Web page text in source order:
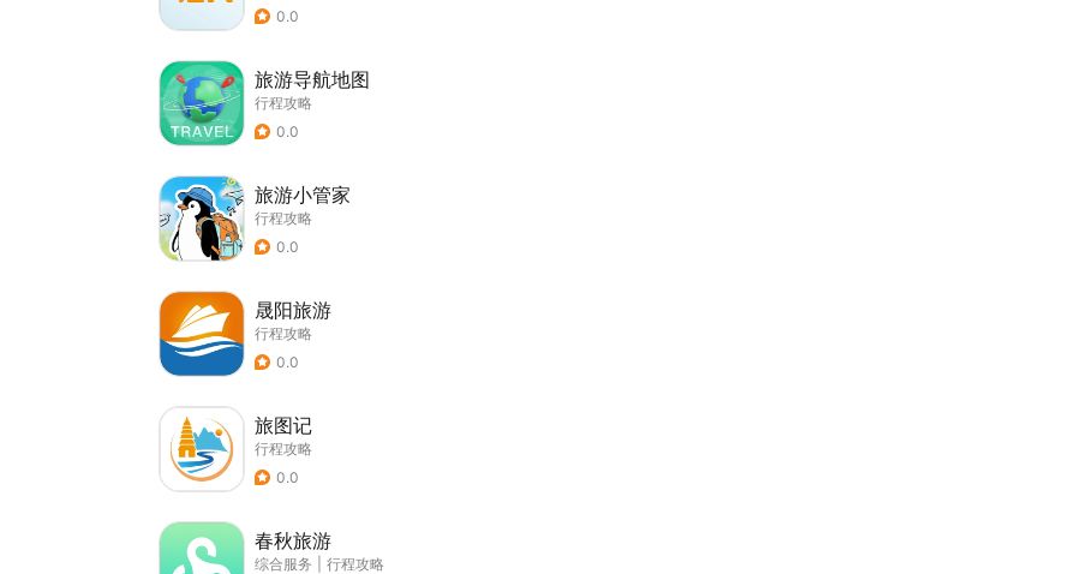
0.0
旅游导航地图
行程攻略
0.0
旅游小管家
行程攻略
0.0
晟阳旅游
行程攻略
0.0
旅图记
行程攻略
0.0
春秋旅游
综合服务
行程攻略